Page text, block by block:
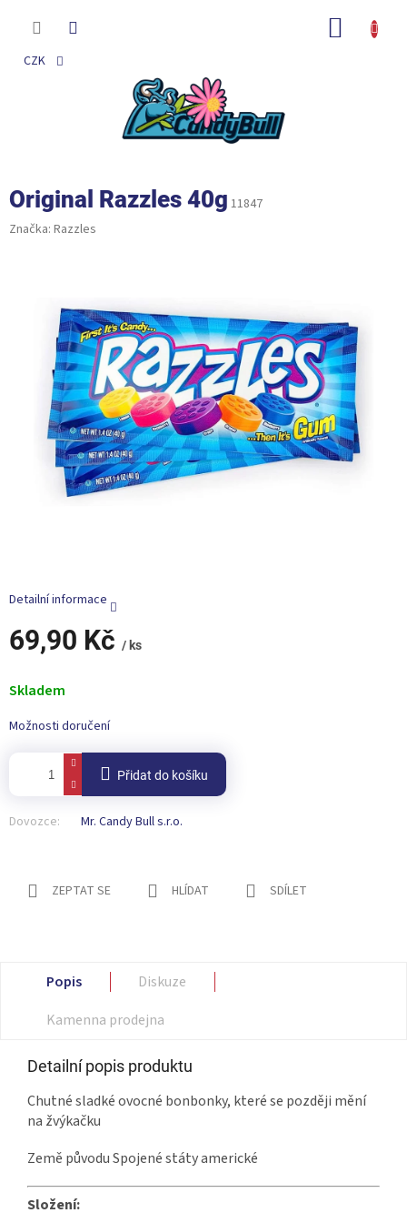
CZK
Original Razzles 40g 11847
Značka: Razzles
69,90 Kč / ks
cena:
Skladem
Možnosti doručení
Přidat do košíku
Dovozce: Mr. Candy Bull s.r.o.
Detailní informace
ZEPTAT SE HLÍDAT SDÍLET
Popis
Diskuze
Kamenna prodejna
Detailní popis produktu
Chutné sladké ovocné bonbonky, které se později mění
na žvýkačku
Země původu Spojené státy americké
Složení: